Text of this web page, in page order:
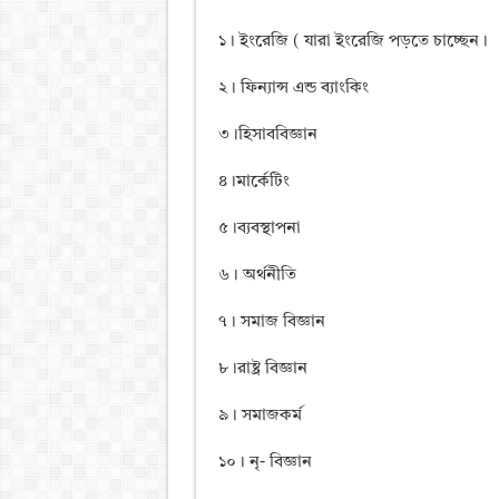
১। ইংরেজি ( যারা ইংরেজি পড়তে চাচ্ছেন।
২। ফিন্যান্স এন্ড ব্যাংকিং
৩।হিসাববিজ্ঞান
৪।মার্কেটিং
৫।ব্যবস্থাপনা
৬। অর্থনীতি
৭। সমাজ বিজ্ঞান
৮।রাষ্ট্র বিজ্ঞান
৯। সমাজকর্ম
১০। নৃ- বিজ্ঞান